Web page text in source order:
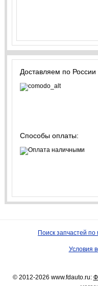
Доставляем по
Способы оплаты:
Поиск запчастей по
Условия
© 2012-2026 www.fdauto.ru: